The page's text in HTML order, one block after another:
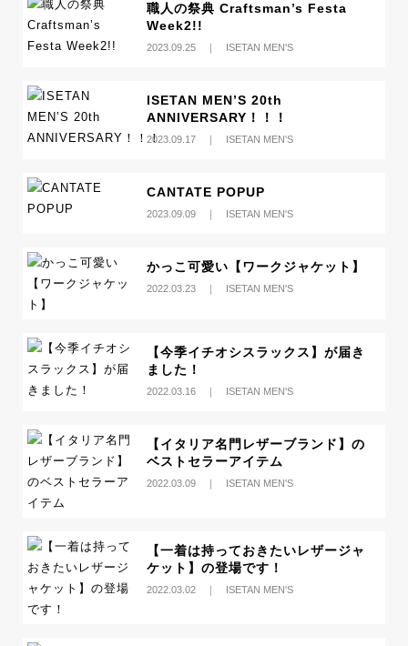
職人の祭典 Craftsman’s Festa
Week2!!
2023.09.25 ｜ ISETAN MEN'S
ISETAN MEN’S 20th
ANNIVERSARY！！！
2023.09.17 ｜ ISETAN MEN'S
CANTATE POPUP
2023.09.09 ｜ ISETAN MEN'S
かっこ可愛い【ワークジャケット】
2022.03.23 ｜ ISETAN MEN'S
【今季イチオシスラックス】が届き
ました！
2022.03.16 ｜ ISETAN MEN'S
【イタリア名門レザーブランド】の
ベストセラーアイテム
2022.03.09 ｜ ISETAN MEN'S
【一着は持っておきたいレザージャ
ケット】の登場です！
2022.03.02 ｜ ISETAN MEN'S